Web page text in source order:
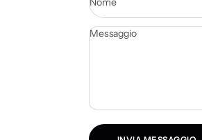
Messaggio